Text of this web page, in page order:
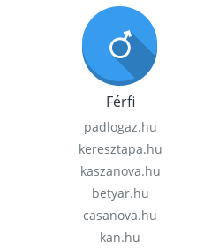
Férfi
padlogaz.hu
keresztapa.hu
kaszanova.hu
betyar.hu
casanova.hu
kan.hu